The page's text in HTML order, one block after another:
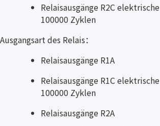
Relaisausgänge R2C
100000 Zyklen
Ausgangsart des Relais：
Relaisausgänge R1A
Relaisausgänge R1C
100000 Zyklen
Relaisausgänge R2A